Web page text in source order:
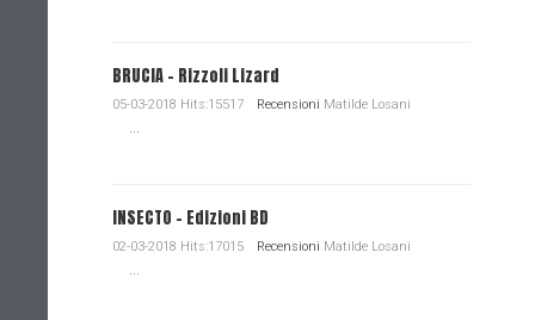
BRUCIA - Rizzoli Lizard
05-03-2018 Hits:15517 Recensioni Matilde Losani
...
INSECTO - Edizioni BD
02-03-2018 Hits:17015 Recensioni Matilde Losani
...